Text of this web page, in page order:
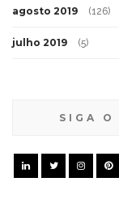
agosto 2019 (126)
julho 2019 (5)
SIGA O